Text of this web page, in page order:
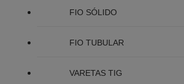
FIO SÓLIDO
FIO TUBULAR
VARETAS TIG